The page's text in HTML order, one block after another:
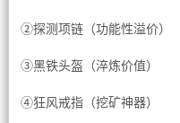
②探测项链（功能性溢价）
③黑铁头盔（淬炼价值）
④狂风戒指（挖矿神器）